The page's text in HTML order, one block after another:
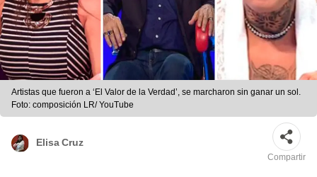
Artistas que fueron a ‘El Valor de la Verdad’, se marcharon sin ganar un sol.
Foto: composición LR/ YouTube
Elisa Cruz
Compartir